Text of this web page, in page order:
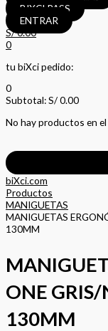
BIXCI PASS
ENTRAR
S/0.00
0
tu biXci pedido:
0
Subtotal:S/0.00
No hay productos en
biXci.com
Productos
MANIGUETAS
MANIGUETAS
130MM
ONE
130MM